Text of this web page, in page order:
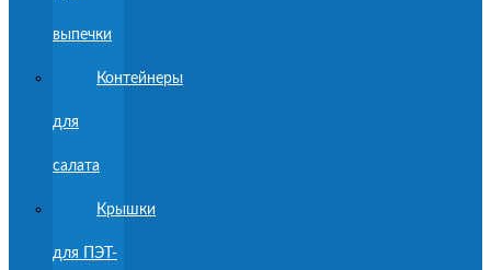
выпечки
Контейнеры
для
салата
Крышки
для ПЭТ-